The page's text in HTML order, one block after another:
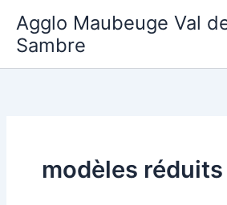
contenu
Agglo Maubeuge Val
Sambre
modèles réduits